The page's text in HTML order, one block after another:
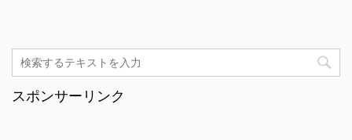
スポンサーリンク